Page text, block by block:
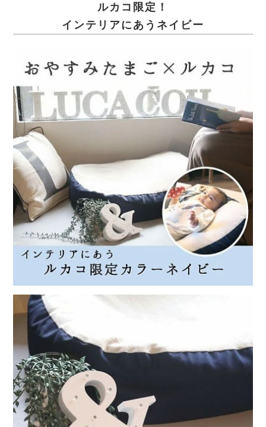
ルカコ限定！
インテリアにあうネイビー